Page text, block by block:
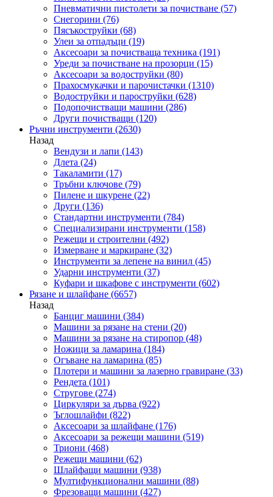
Пневматични пистолети за почистване (57)
Снегорини (76)
Пясъкоструйки (68)
Улеи за отпадъци (19)
Аксесоари за почистваща техника (191)
Уреди за почистване на прозорци (15)
Аксесоари за водоструйки (80)
Прахосмукачки и парочистачки (1310)
Водоструйки и пароструйки (628)
Подопочистващи машини (286)
Други почистващи (120)
Ръчни инструменти (2630)
Назад
Вендузи и лапи (143)
Длета (24)
Такаламити (17)
Тръбни ключове (79)
Пилене и шкурене (22)
Други (136)
Стандартни инструменти (784)
Специализирани инструменти (158)
Режещи и строителни (492)
Измерване и маркиране (32)
Инструменти за лепене на винил (45)
Ударни инструменти (37)
Куфари и шкафове с инструменти (602)
Рязане и шлайфане (6657)
Назад
Банциг машини (384)
Машини за рязане на стени (20)
Машини за рязане на стиропор (48)
Ножици за ламарина (184)
Огъване на ламарина (85)
Плотери и машини за лазерно гравиране (33)
Рендета (101)
Стругове (274)
Циркуляри за дърва (922)
Ъглошлайфи (822)
Аксесоари за шлайфане (176)
Аксесоари за режещи машини (519)
Триони (468)
Режещи машини (62)
Шлайфащи машини (938)
Мултифункционални машини (88)
Фрезоващи машини (427)